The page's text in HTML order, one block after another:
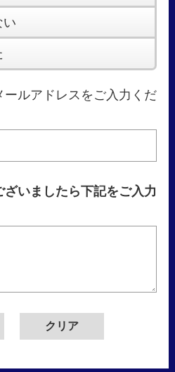
い
ールアドレスをご入力くだ
いましたら下記をご入力